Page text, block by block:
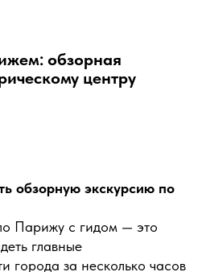
обзорная
центру
обзорную экскурсию по
Парижу с гидом — это
главные
города за несколько часов